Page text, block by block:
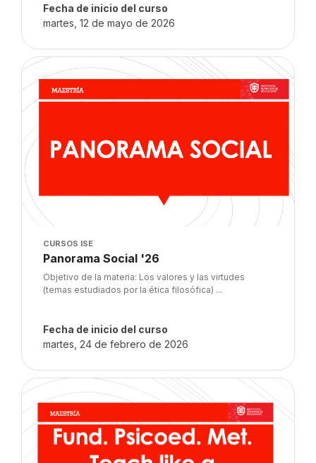
Fecha de inicio del curso
martes, 12 de mayo de 2026
Imagen del curso" Panorama Social '26
Imagen del curso
CURSOS ISE
Nombre del curso
Panorama Social '26
Texto del resumen del curso:
Objetivo de la materia: Los valores y las virtudes
(temas estudiados por la ética filosófica) ...
Fecha de inicio del curso
martes, 24 de febrero de 2026
Imagen del curso" Fund. Psicoed. Met. Teach like a champion